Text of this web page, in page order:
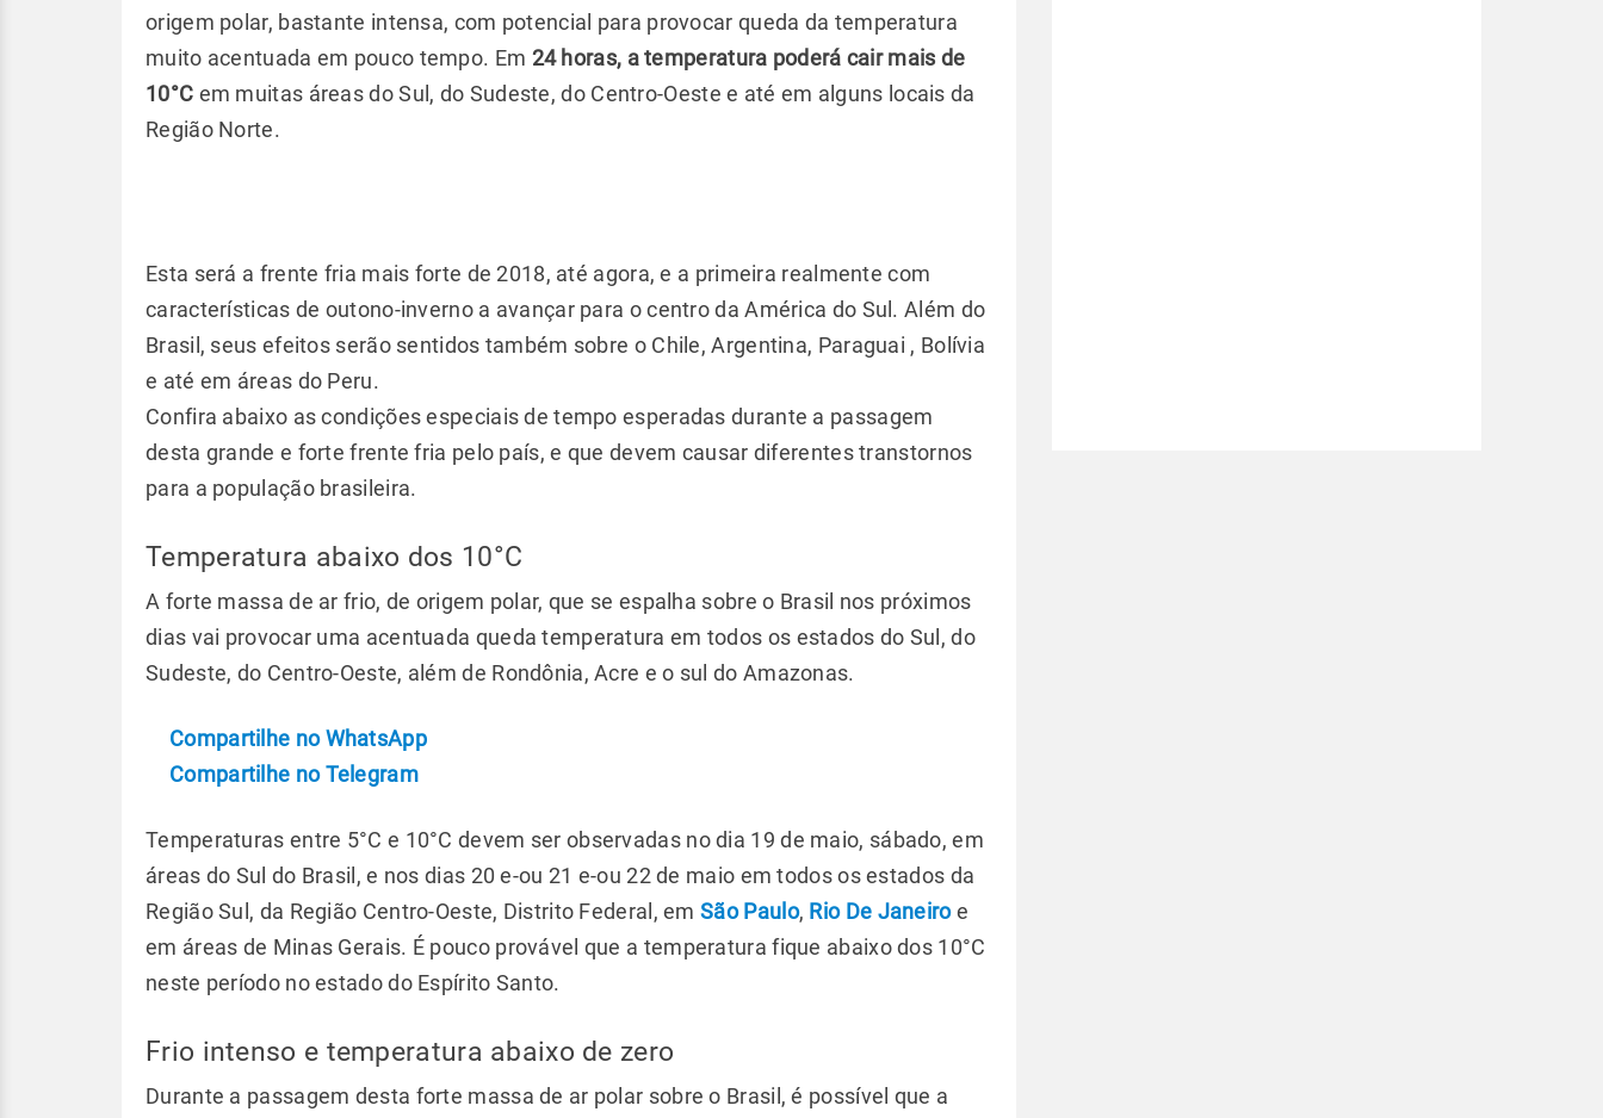
origem polar, bastante intensa, com potencial para provocar queda da temperatura
muito acentuada em pouco tempo. Em 24 horas, a temperatura poderá cair mais de
10°C em muitas áreas do Sul, do Sudeste, do Centro-Oeste e até em alguns locais da
Região Norte.
Esta será a frente fria mais forte de 2018, até agora, e a primeira realmente com
características de outono-inverno a avançar para o centro da América do Sul. Além do
Brasil, seus efeitos serão sentidos também sobre o Chile, Argentina, Paraguai , Bolívia
e até em áreas do Peru.
Confira abaixo as condições especiais de tempo esperadas durante a passagem
desta grande e forte frente fria pelo país, e que devem causar diferentes transtornos
para a população brasileira.
Temperatura abaixo dos 10°C
A forte massa de ar frio, de origem polar, que se espalha sobre o Brasil nos próximos
dias vai provocar uma acentuada queda temperatura em todos os estados do Sul, do
Sudeste, do Centro-Oeste, além de Rondônia, Acre e o sul do Amazonas.
Compartilhe no WhatsApp
Compartilhe no Telegram
Temperaturas entre 5°C e 10°C devem ser observadas no dia 19 de maio, sábado, em
áreas do Sul do Brasil, e nos dias 20 e-ou 21 e-ou 22 de maio em todos os estados da
Região Sul, da Região Centro-Oeste, Distrito Federal, emSão Paulo, Rio De Janeiroe
em áreas de Minas Gerais. É pouco provável que a temperatura fique abaixo dos 10°C
neste período no estado do Espírito Santo.
Frio intenso e temperatura abaixo de zero
Durante a passagem desta forte massa de ar polar sobre o Brasil, é possível que a